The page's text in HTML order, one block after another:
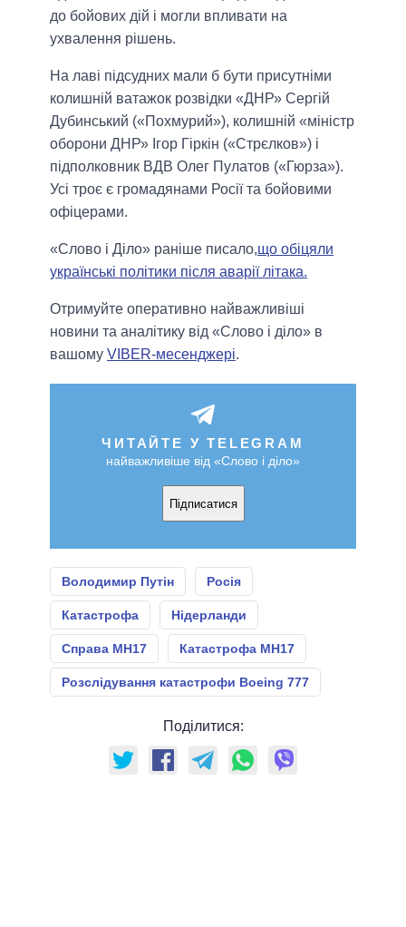
до бойових дій і могли впливати на
ухвалення рішень.
На лаві підсудних мали б бути присутніми
колишній ватажок розвідки «ДНР» Сергій
Дубинський («Похмурий»), колишній «міністр
оборони ДНР» Ігор Гіркін («Стрєлков») і
підполковник ВДВ Олег Пулатов («Гюрза»).
Усі троє є громадянами Росії та бойовими
офіцерами.
«Слово і Діло» раніше писало,що обіцяли
українські політики після аварії літака.
Отримуйте оперативно найважливіші
новини та аналітику від «Слово і діло» в
вашому VIBER-месенджері.
ЧИТАЙТЕ У TELEGRAM
найважливіше від «Слово і діло»
Підписатися
Володимир Путін Росія
Катастрофа Нідерланди
Справа МН17 Катастрофа МН17
Розслідування катастрофи Boeing 777
Поділитися: